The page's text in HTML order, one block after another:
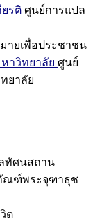
รติ ศูนย์การแปล
ายเพื่อประชาชน
าวิทยาลัย ศูนย์
ยาลัย
ศนสถาน
ณฑ์พระจุฑาธุช
ต